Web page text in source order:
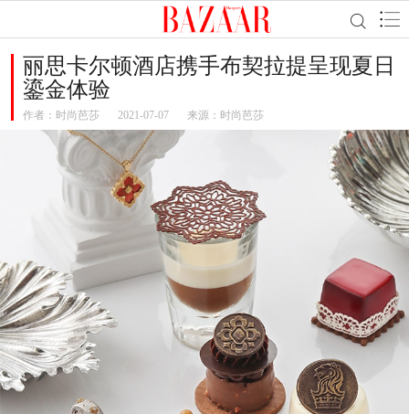
丽思卡尔顿酒店携手布契拉提呈现夏日
鎏金体验
作者： 时尚芭莎 2021-07-07 来源：时尚芭莎